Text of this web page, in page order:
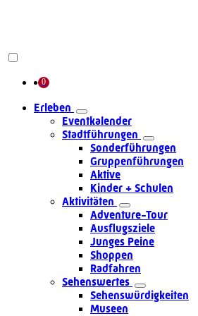
Erleben
Eventkalender
Stadtführungen
Sonderführungen
Gruppenführungen
Aktive
Kinder + Schulen
Aktivitäten
Adventure-Tour
Ausflugsziele
Junges Peine
Shoppen
Radfahren
Sehenswertes
Sehenswürdigkeiten
Museen